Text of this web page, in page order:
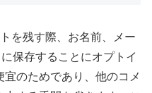
を残す際、お名前、メー
保存することにオプトイ
のためであり、他のコメ